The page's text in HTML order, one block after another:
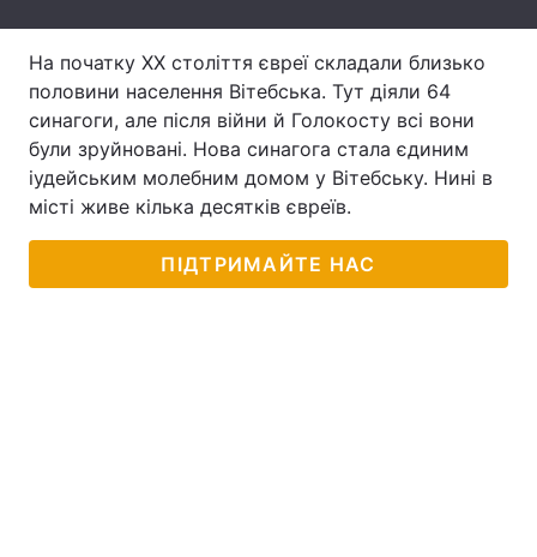
На початку ХХ століття євреї складали близько
половини населення Вітебська. Тут діяли 64
синагоги, але після війни й Голокосту всі вони
були зруйновані. Нова синагога стала єдиним
іудейським молебним домом у Вітебську. Нині в
місті живе кілька десятків євреїв.
ПІДТРИМАЙТЕ НАС